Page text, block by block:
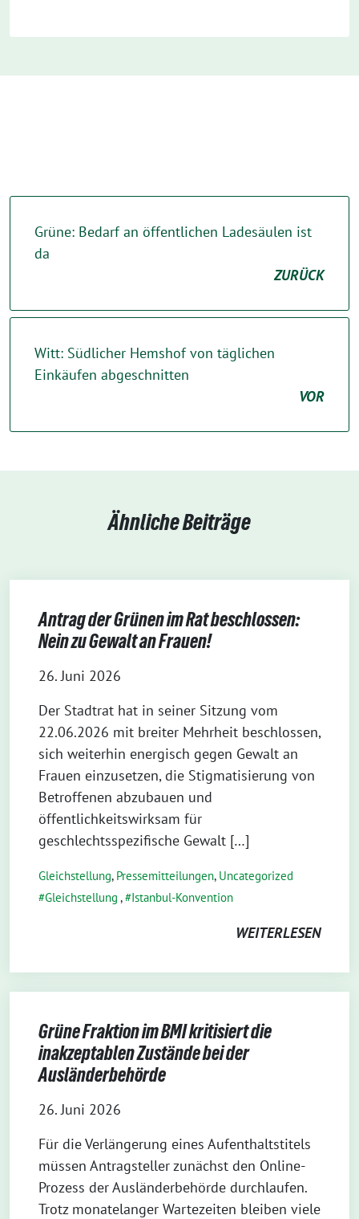
Grüne: Bedarf an öffentlichen Ladesäulen ist
da
ZURÜCK
Witt: Südlicher Hemshof von täglichen
Einkäufen abgeschnitten
VOR
Ähnliche Beiträge
Antrag der Grünen im Rat beschlossen:
Nein zu Gewalt an Frauen!
26. Juni 2026
Der Stadtrat hat in seiner Sitzung vom
22.06.2026 mit breiter Mehrheit beschlossen,
sich weiterhin energisch gegen Gewalt an
Frauen einzusetzen, die Stigmatisierung von
Betroffenen abzubauen und
öffentlichkeitswirksam für
geschlechtsspezifische Gewalt […]
Gleichstellung, Pressemitteilungen, Uncategorized
Gleichstellung , Istanbul-Konvention
WEITERLESEN
Grüne Fraktion im BMI kritisiert die
inakzeptablen Zustände bei der
Ausländerbehörde
26. Juni 2026
Für die Verlängerung eines Aufenthaltstitels
müssen Antragsteller zunächst den Online-
Prozess der Ausländerbehörde durchlaufen.
Trotz monatelanger Wartezeiten bleiben viele